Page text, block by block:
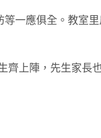
一應俱全。教室
齊上陣，先生家長